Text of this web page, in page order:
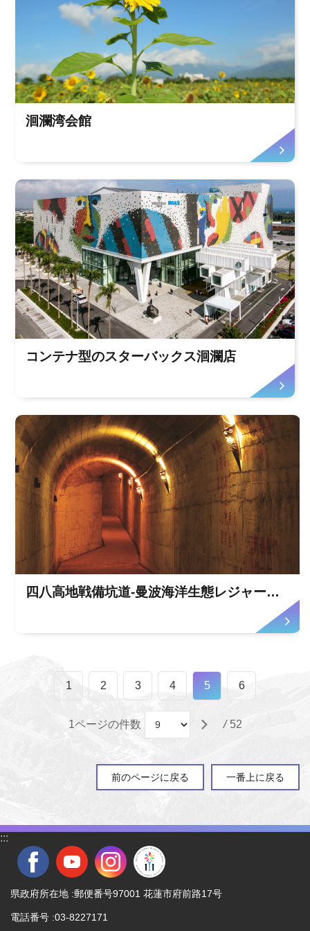
洄瀾湾会館
コンテナ型のスターバックス洄瀾店
四八高地戦備坑道-曼波海洋生態レジャー園区
1 2 3 4 5 6
1ページの件数 / 52
前のページに戻る 一番上に戻る
:::
県政府所在地 :郵便番号97001 花蓮市府前路17号
電話番号 :03-8227171